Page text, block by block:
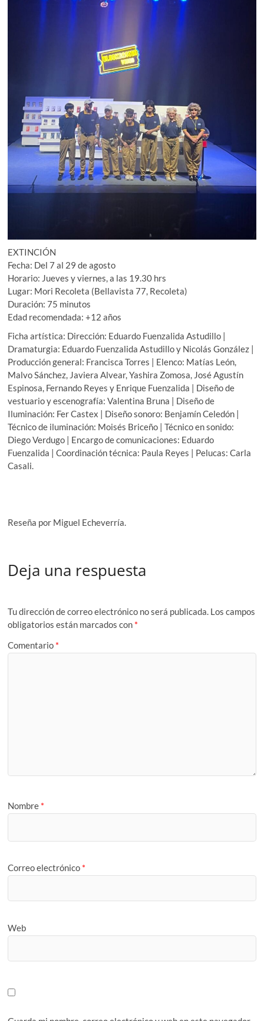
EXTINCIÓN
Fecha: Del 7 al 29 de agosto
Horario: Jueves y viernes, a las 19.30 hrs
Lugar: Mori Recoleta (Bellavista 77, Recoleta)
Duración: 75 minutos
Edad recomendada: +12 años
Ficha artística: Dirección: Eduardo Fuenzalida Astudillo |
Dramaturgia: Eduardo Fuenzalida Astudillo y Nicolás González |
Producción general: Francisca Torres | Elenco: Matías León,
Malvo Sánchez, Javiera Alvear, Yashira Zomosa, José Agustín
Espinosa, Fernando Reyes y Enrique Fuenzalida | Diseño de
vestuario y escenografía: Valentina Bruna | Diseño de
Iluminación: Fer Castex | Diseño sonoro: Benjamín Celedón |
Técnico de iluminación: Moisés Briceño | Técnico en sonido:
Diego Verdugo | Encargo de comunicaciones: Eduardo
Fuenzalida | Coordinación técnica: Paula Reyes | Pelucas: Carla
Casali.
Reseña por Miguel Echeverría.
Deja una respuesta
Tu dirección de correo electrónico no será publicada. Los campos
obligatorios están marcados con *
Comentario *
Nombre *
Correo electrónico *
Web